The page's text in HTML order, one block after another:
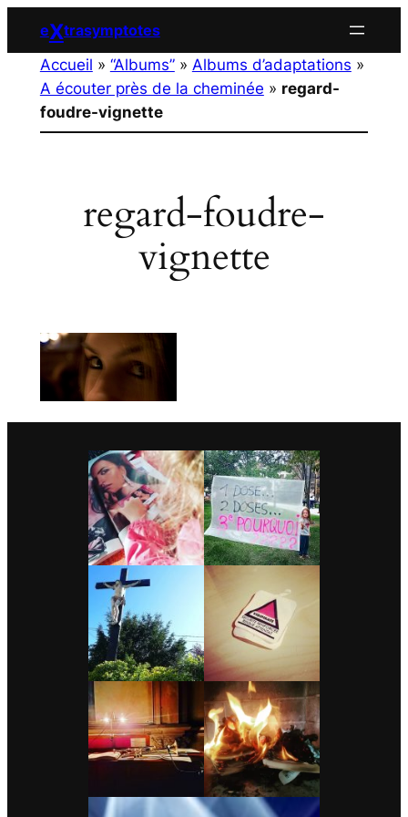
contenu
eXtrasymptotes
Accueil » “Albums”» Albums d’adaptations »
A écouter près de la cheminée » regard-
foudre-vignette
regard-foudre-
vignette